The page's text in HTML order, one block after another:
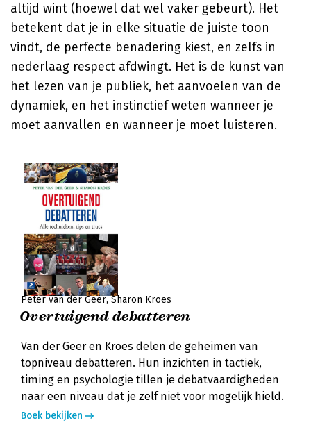
altijd wint (hoewel dat wel vaker gebeurt). Het
betekent dat je in elke situatie de juiste toon
vindt, de perfecte benadering kiest, en zelfs in
nederlaag respect afdwingt. Het is de kunst van
het lezen van je publiek, het aanvoelen van de
dynamiek, en het instinctief weten wanneer je
moet aanvallen en wanneer je moet luisteren.
Peter van der Geer Sharon Kroes
Overtuigend debatteren
Van der Geer en Kroes delen de geheimen van
topniveau debatteren. Hun inzichten in tactiek,
timing en psychologie tillen je debatvaardigheden
naar een niveau dat je zelf niet voor mogelijk hield.
Boek bekijken